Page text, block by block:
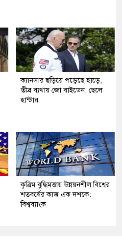
ক্যানসার ছড়িয়ে পড়েছে হাড়ে,
তীব্র ব্যথায় জো বাইডেন: ছেলে
হান্টার
কৃত্রিম বুদ্ধিমত্তায় উন্নয়নশীল বিশ্বের
শতবর্ষের কাজ এক দশকে:
বিশ্বব্যাংক